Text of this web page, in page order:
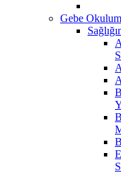
Gebe Okulum